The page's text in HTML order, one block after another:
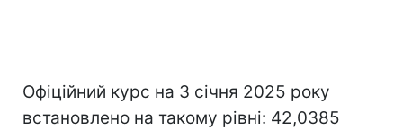
Офіційний курс на 3 січня 2025 року
встановлено на такому рівні: 42,0385